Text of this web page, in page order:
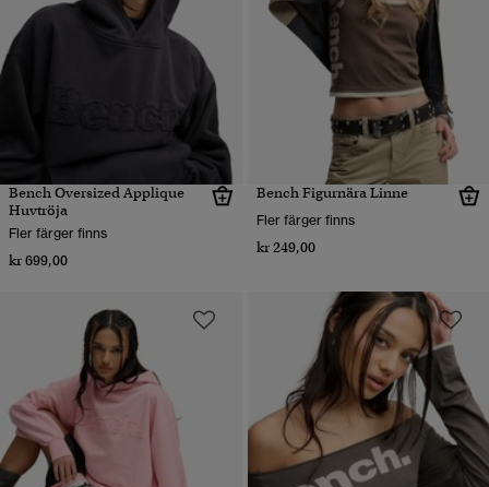
Bench Oversized Applique
Huvtröja
Fler färger finns
kr 699,00
Bench Figurnära Linne
Fler färger finns
kr 249,00